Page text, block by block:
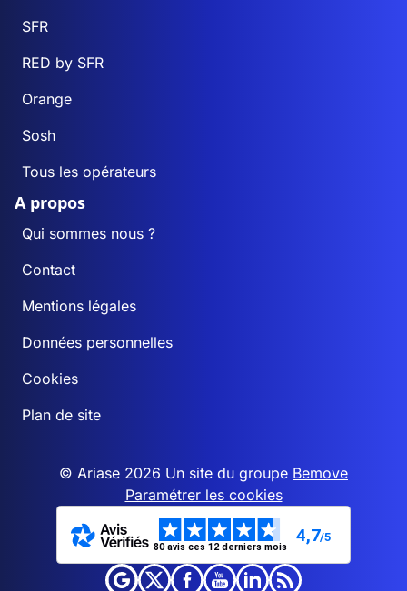
SFR
RED by SFR
Orange
Sosh
Tous les opérateurs
A propos
Qui sommes nous ?
Contact
Mentions légales
Données personnelles
Cookies
Plan de site
© Ariase 2026 Un site du groupe Bemove
Paramétrer les cookies
80 avis ces 12 derniers mois
4,7/5